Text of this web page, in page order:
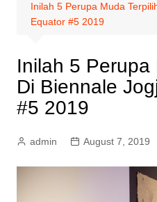
Inilah 5 Perupa Muda
Equator #5 2019
Inilah 5 Perupa
Di Biennale
#5 2019
admin August 7, 2019